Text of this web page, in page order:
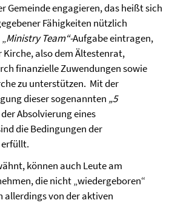
Gemeinde engagieren, das heißt sich
Fähigkeiten nützlich
Ministry Team“-Aufgabe eintragen,
Kirche, also dem Ältestenrat,
finanzielle Zuwendungen sowie
zu unterstützen. Mit der
dieser sogenannten „5
Absolvierung eines
die Bedingungen der
können auch Leute am
die nicht „wiedergeboren“
allerdings von der aktiven